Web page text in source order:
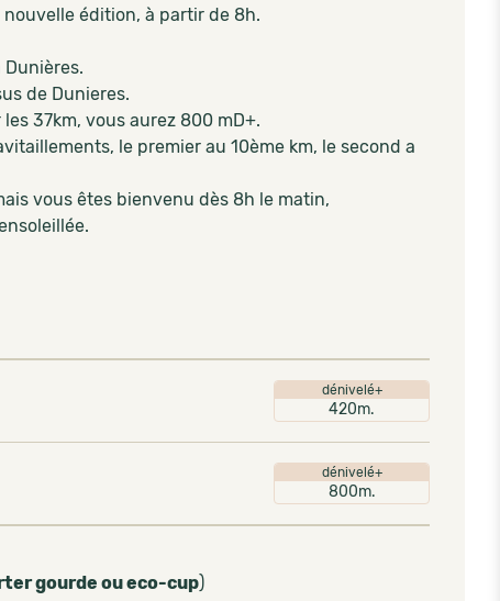
édition, à partir de 8h.
de Dunieres.
37km, vous aurez 800 mD+.
le premier au 10ème km, le second a
vous êtes bienvenu dès 8h le matin,
dénivelé+
420m.
dénivelé+
800m.
gourde ou eco-cup)